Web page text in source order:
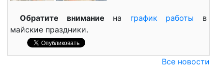
Обратите внимание на график работы в
майские праздники.
Все новости